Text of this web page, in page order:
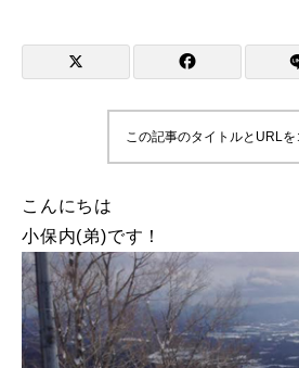
スキー場から選ぶ
鷲ヶ岳＆高鷲スノーパーク
宮城山形
岩手高原
白馬五竜FA
この記事のタイトルとURLを
こんにちは
小保内(弟)です！